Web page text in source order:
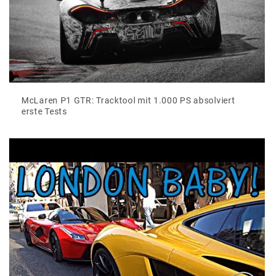
McLaren P1 GTR: Tracktool mit 1.000 PS absolviert
erste Tests